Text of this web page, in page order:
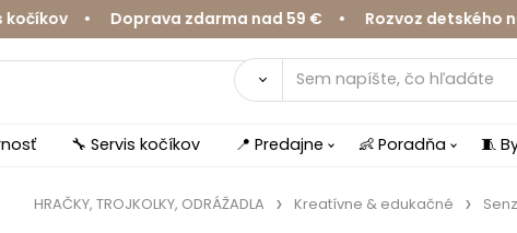
Doprava zdarma nad 59 € • Rozvoz detského
🔧 Servis kočíkov 📍 Predajne 👶 Poradňa 🧵
HRAČKY, TROJKOLKY, ODRÁŽADLA Kreatívne & edukačné